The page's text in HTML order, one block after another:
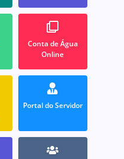
Conta de Água
Online
Portal do Servidor